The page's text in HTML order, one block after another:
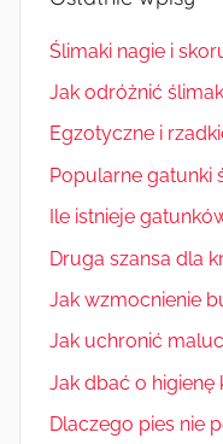
Ślimaki nagie i
Jak odróżnić
Egzotyczne i
Popularne gatunki
Ile istnieje
Druga szansa dla
Jak wzmocnienie
Jak uchronić
Jak dbać o
Dlaczego pies nie